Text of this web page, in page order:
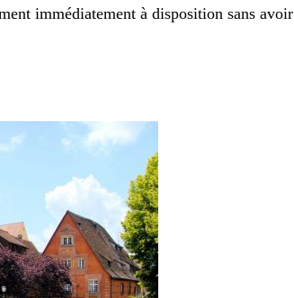
immédiatement à disposition sans avoir